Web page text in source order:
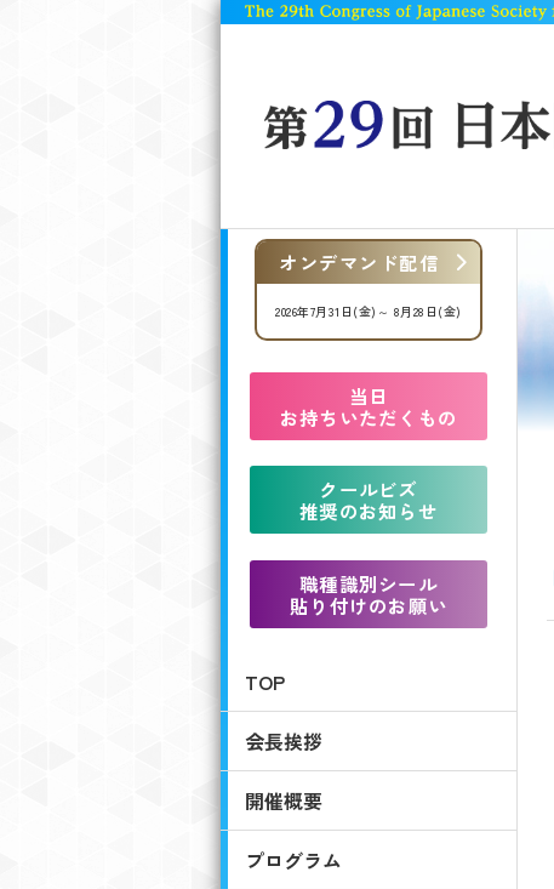
オンデマンド配信
2026年7月31日(金)～ 8月28日(金)
当日
お持ちいただくもの
クールビズ
推奨のお知らせ
職種識別シール
貼り付けのお願い
TOP
会長挨拶
開催概要
プログラム